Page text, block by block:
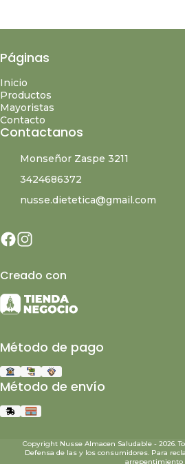
Páginas
Inicio
Productos
Mayoristas
Contacto
Contactanos
Monseñor Zaspe 3211
3424686372
nusse.dietetica@gmail.com
Creado con
Método de pago
Método de envío
Copyright Nusse Almacen Saludable - 2026.
Defensa de las y los consumidores. Para
arrepentimiento